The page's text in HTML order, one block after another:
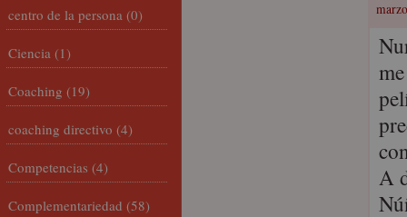
A
centro de la persona (0)
Ciencia (1)
Coaching (19)
coaching directivo (4)
Competencias (4)
Complementariedad (58)